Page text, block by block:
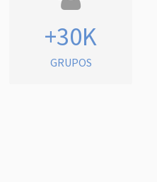
+30K
GRUPOS